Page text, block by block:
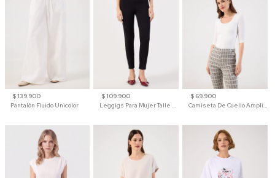
$ 139.900
Pantalón Fluido Unicolor
$ 109.900
$ 69.900